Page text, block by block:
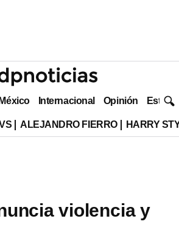
México Internacional Opinión Estilo
ALEJANDRO FIERRO HARRY
violencia y